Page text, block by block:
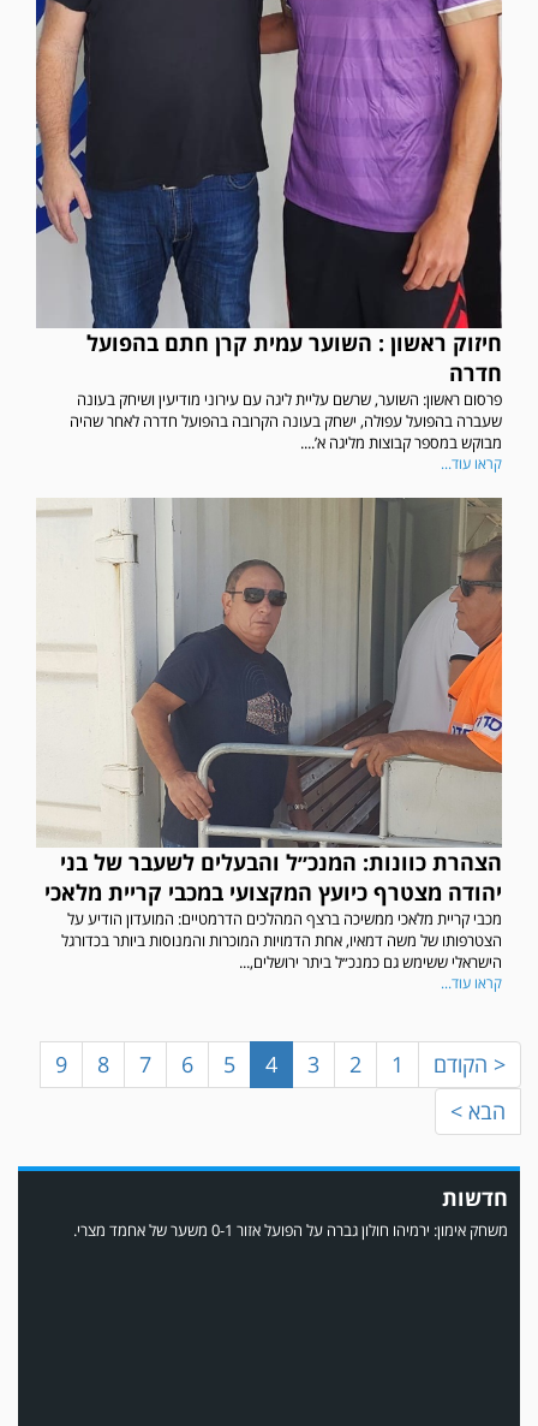
חיזוק ראשון : השוער עמית קרן חתם בהפועל
חדרה
פרסום ראשון: השוער, שרשם עליית ליגה עם עירוני מודיעין ושיחק בעונה
שעברה בהפועל עפולה, ישחק בעונה הקרובה בהפועל חדרה לאחר שהיה
מבוקש במספר קבוצות מליגה א’....
קראו עוד...
הצהרת כוונות: המנכ״ל והבעלים לשעבר של בני
יהודה מצטרף כיועץ המקצועי במכבי קריית מלאכי
מכבי קריית מלאכי ממשיכה ברצף המהלכים הדרמטיים: המועדון הודיע על
הצטרפותו של משה דמאיו, אחת הדמויות המוכרות והמנוסות ביותר בכדורגל
הישראלי ששימש גם כמנכ״ל ביתר ירושלים,...
קראו עוד...
< הקודם 1
2
3
4
5
6
7
8
9
הבא >
חדשות
במשחק אימון שהתקיים הבוקר יום ה' ניצחה קרית מלאכי את עירוני אשדוד 5-0.
משחק אימון: ירמיהו חולון גברה על הפועל אזור 0-1 משער של אחמד מצרי.